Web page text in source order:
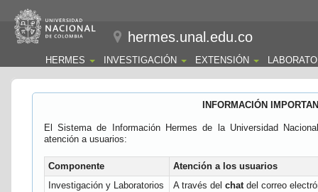
hermes.unal.edu.co
HERMES INVESTIGACIÓN EXTENSIÓN
INFORMACIÓN
El Sistema de Información Hermes de la Universidad
atención a usuarios:
Componente
Atención a los usuarios
Investigación y Laboratorios
A través del chatdel correo